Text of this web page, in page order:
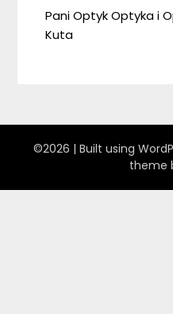
Pani Optyk Optyka i
Kuta
©2026 | Built using
theme